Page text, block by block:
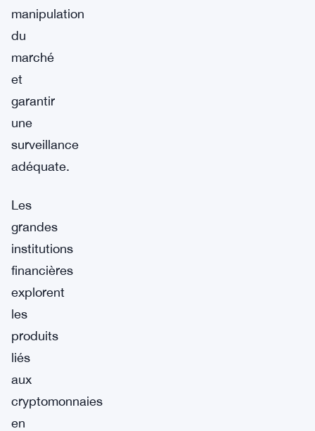
manipulation
du
marché
et
garantir
une
surveillance
adéquate.
Les
grandes
institutions
financières
explorent
les
produits
liés
aux
cryptomonnaies
en